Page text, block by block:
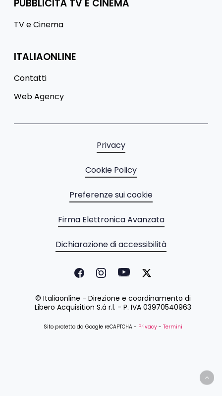
PUBBLICITÀ TV E CINEMA
TV e Cinema
ITALIAONLINE
Contatti
Web Agency
Privacy
Cookie Policy
Preferenze sui cookie
Firma Elettronica Avanzata
Dichiarazione di accessibilità
© Italiaonline - Direzione e coordinamento di
Libero Acquisition S.á r.l. - P. IVA 03970540963
Sito protetto da Google reCAPTCHA - Privacy - Termini